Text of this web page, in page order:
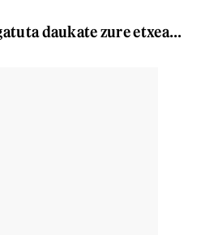
daukate zure etxea…